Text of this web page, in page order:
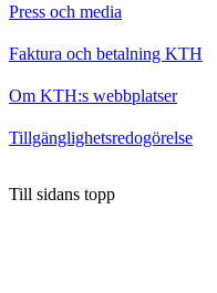
Press och media
Faktura och betalning KTH
Om KTH:s webbplatser
Tillgänglighetsredogörelse
Till sidans topp